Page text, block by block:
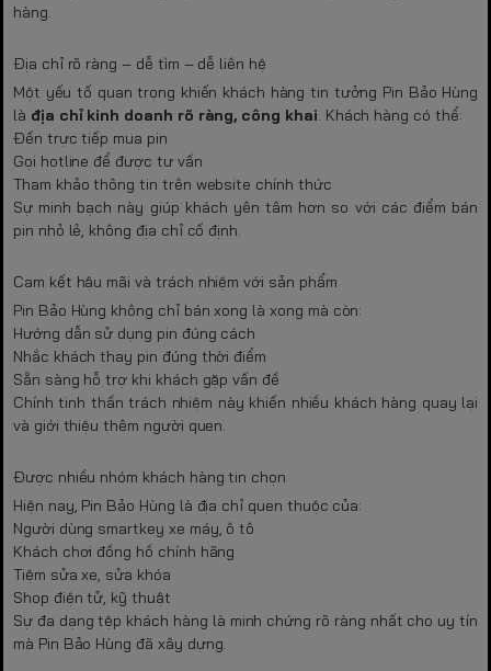
hàng.
Địa chỉ rõ ràng – dễ tìm – dễ liên hệ
Một yếu tố quan trọng khiến khách hàng tin tưởng Pin Bảo Hùng
là địa chỉ kinh doanh rõ ràng, công khai. Khách hàng có thể:
Đến trực tiếp mua pin
Gọi hotline để được tư vấn
Tham khảo thông tin trên website chính thức
Sự minh bạch này giúp khách yên tâm hơn so với các điểm bán
pin nhỏ lẻ, không địa chỉ cố định.
Cam kết hậu mãi và trách nhiệm với sản phẩm
Pin Bảo Hùng không chỉ bán xong là xong mà còn:
Hướng dẫn sử dụng pin đúng cách
Nhắc khách thay pin đúng thời điểm
Sẵn sàng hỗ trợ khi khách gặp vấn đề
Chính tinh thần trách nhiệm này khiến nhiều khách hàng quay lại
và giới thiệu thêm người quen.
Được nhiều nhóm khách hàng tin chọn
Hiện nay, Pin Bảo Hùng là địa chỉ quen thuộc của:
Người dùng smartkey xe máy, ô tô
Khách chơi đồng hồ chính hãng
Tiệm sửa xe, sửa khóa
Shop điện tử, kỹ thuật
Sự đa dạng tệp khách hàng là minh chứng rõ ràng nhất cho uy tín
mà Pin Bảo Hùng đã xây dựng.